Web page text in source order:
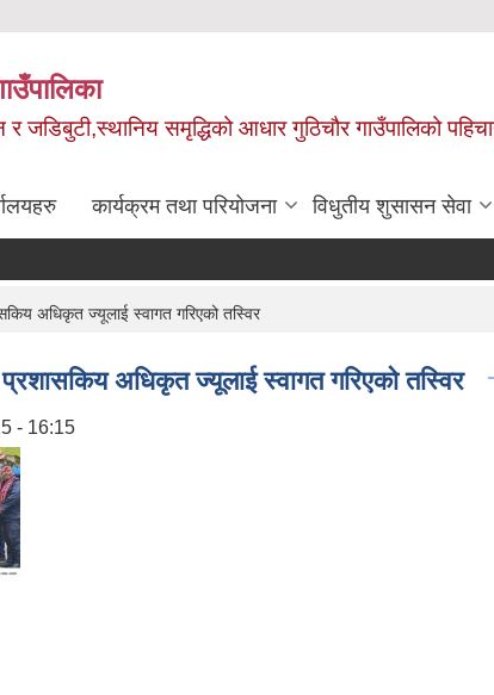
र जडिबुटी,स्थानिय समृद्धिको आधार गुठिचौर गाउँपालिको
कार्यक्रम तथा परियोजना विधुतीय शुसासन सेवा
अधिकृत ज्यूलाई स्वागत गरिएको तस्विर
प्रशासकिय अधिकृत ज्यूलाई स्वागत गरिएको तस्विर
- 16:15